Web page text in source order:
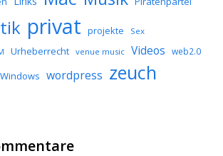
privat projekte Sex
Urheberrecht venue music Videos web2.0
Windows wordpress zeuch